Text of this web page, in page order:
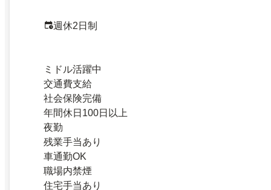
週休2日制
ミドル活躍中
交通費支給
社会保険完備
年間休日100日以上
夜勤
残業手当あり
車通勤OK
職場内禁煙
住宅手当あり